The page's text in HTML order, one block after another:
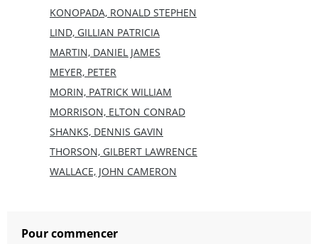
KONOPADA, RONALD STEPHEN
LIND, GILLIAN PATRICIA
MARTIN, DANIEL JAMES
MEYER, PETER
MORIN, PATRICK WILLIAM
MORRISON, ELTON CONRAD
SHANKS, DENNIS GAVIN
THORSON, GILBERT LAWRENCE
WALLACE, JOHN CAMERON
Pour commencer